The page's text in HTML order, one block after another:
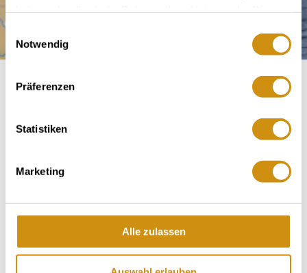
Einwilligungsauswahl
Notwendig
Präferenzen
Statistiken
Marketing
Alle zulassen
Contact details:
Weingut Sankt Quirinus Hof
Weingasse 20